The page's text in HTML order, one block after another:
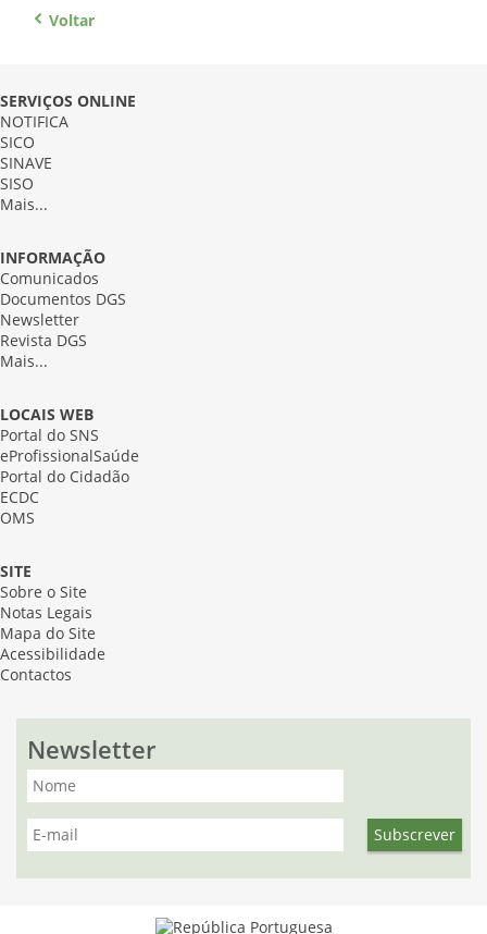
Voltar
SERVIÇOS ONLINE
NOTIFICA
SICO
SINAVE
SISO
Mais...
INFORMAÇÃO
Comunicados
Documentos DGS
Newsletter
Revista DGS
Mais...
LOCAIS WEB
Portal do SNS
eProfissionalSaúde
Portal do Cidadão
ECDC
OMS
SITE
Sobre o Site
Notas Legais
Mapa do Site
Acessibilidade
Contactos
Newsletter